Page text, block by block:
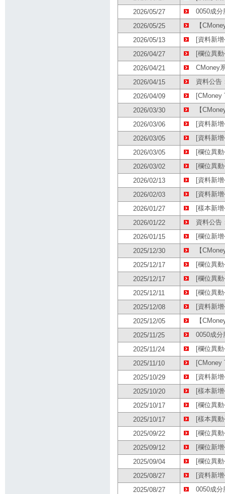
2026/05/27
0050成分
2026/05/25
【
2026/05/13
[資料新
2026/04/27
[欄位異
2026/04/21
CMoney
2026/04/15
資料公告
2026/04/09
[CMoney
2026/03/30
【
2026/03/06
[資料新
2026/03/05
[資料新
2026/03/05
[欄位異
2026/03/02
[欄位異
2026/02/13
[資料新
2026/02/03
[資料新
2026/01/27
[樣本新
2026/01/22
資料公告
2026/01/15
[欄位新
2025/12/30
【
2025/12/17
[欄位異
2025/12/17
[欄位異
2025/12/11
[欄位異
2025/12/08
[資料新
2025/12/05
【
2025/11/25
0050成分
2025/11/24
[欄位異
2025/11/10
[CMoney
2025/10/29
[資料新
2025/10/20
[樣本新
2025/10/17
[欄位異
2025/10/17
[樣本異
2025/09/22
[欄位異
2025/09/12
[欄位新
2025/09/04
[欄位異
2025/08/27
[資料新
2025/08/27
0050成分